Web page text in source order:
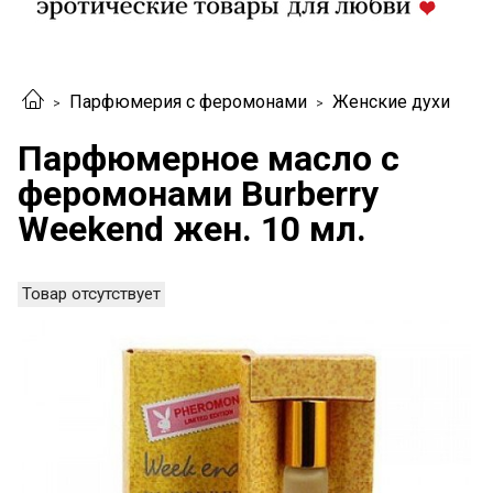
Парфюмерия с феромонами Женские духи
Парфюмерное масло с
феромонами Burberry
Weekend жен. 10 мл.
Товар отсутствует